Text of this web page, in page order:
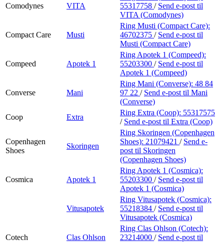
Comodynes VITA
55317758 / Send e-post til
VITA (Comodynes)
Compact Care Musti
Ring Musti (Compact Care):
46702375 / Send e-post til
Musti (Compact Care)
Compeed Apotek 1
Ring Apotek 1 (Compeed):
55203300 / Send e-post til
Apotek 1 (Compeed)
Converse Mani
Ring Mani (Converse): 48 84
97 22 / Send e-post til Mani
(Converse)
Coop
Extra
Ring Extra (Coop): 55317575
/ Send e-post til Extra (Coop)
Copenhagen
Shoes
Skoringen
Ring Skoringen (Copenhagen
Shoes): 21079421 / Send e-
post til Skoringen
(Copenhagen Shoes)
Cosmica Apotek 1
Ring Apotek 1 (Cosmica):
55203300 / Send e-post til
Apotek 1 (Cosmica)
Vitusapotek
Ring Vitusapotek (Cosmica):
55218384 / Send e-post til
Vitusapotek (Cosmica)
Cotech Clas Ohlson
Ring Clas Ohlson (Cotech):
23214000 / Send e-post til